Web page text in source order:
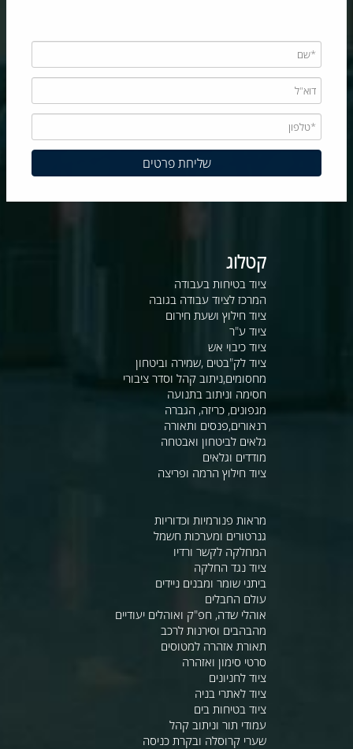
קטלוג
ציוד בטיחות בעבודה
המרכז לציוד עבודה בגובה
ציוד חילוץ ושעת חירום
ציוד ע"ר
ציוד כיבוי אש
ציוד לק"בטים ,שמירה וביטחון
מחסומים,ניתוב קהל וסדר ציבורי
חסימה וניתוב בתנועה
מגפונים, כריזה, הגברה
רנאורים,פנסים ותאורה
גלאים לביטחון ואבטחה
מודדים וגלאים
ציוד חילוץ הרמה ופריצה
מראות פנורמיות וכדוריות
גנרטורים ומערכות חשמל
המחלקה לקשר ורדיו
ציוד נגד החלקה
ביתני שומר ומבנים ניידים
עולם החבלים
אוהלי שדה, חפ"ק ואוהלים יעודיים
מהבהבים וסירנות לרכב
תאורת אזהרה למטוסים
סרטי סימון ואזהרה
ציוד לחניונים
ציוד לאתרי בניה
ציוד בטיחות בים
עמודי תור וניתוב קהל
שערי קרוסלה ובקרת כניסה